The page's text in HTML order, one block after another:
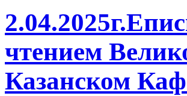
чтением
Казанском